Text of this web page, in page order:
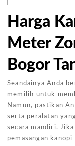
Harga
Meter
Bogor
Seandainya Anda
memilih untuk
Namun, pastikan
serta peralatan
secara mandiri.
pemasangan